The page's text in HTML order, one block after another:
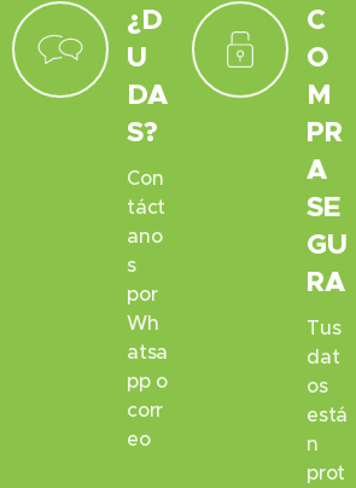
¿D
U
DA
S?
Con
táct
ano
s
por
Wh
atsa
pp o
corr
eo
C
O
M
PR
A
SE
GU
RA
Tus
dat
os
está
n
prot